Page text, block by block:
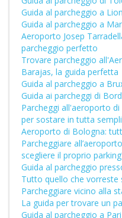
Guida al parcheggio a
Guida al parcheggio a
Aeroporto Josep
parcheggio perfetto
Trovare parcheggio
Barajas, la guida perfetta
Guida al parcheggio a
Guida ai parcheggi di
Parcheggi all'aeroporto
per sostare in tutta
Aeroporto di Bologna:
Parcheggiare
scegliere il proprio
Guida al parcheggio
Tutto quello che vorreste
Parcheggiare vicino alla
La guida per trovare un
Guida al parcheggio a